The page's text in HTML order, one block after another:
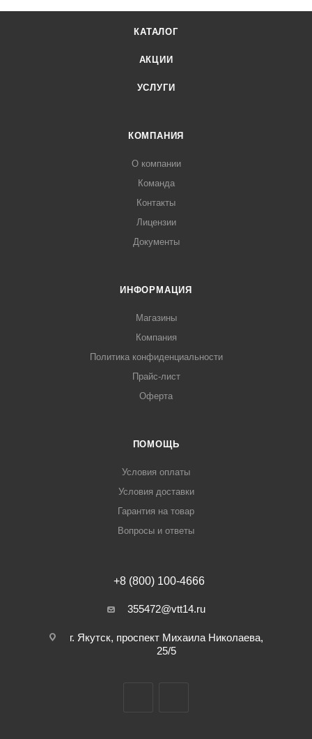
КАТАЛОГ
АКЦИИ
УСЛУГИ
КОМПАНИЯ
О компании
Команда
Контакты
Лицензии
Документы
ИНФОРМАЦИЯ
Магазины
Компания
Политика конфиденциальности
Прайс-лист
Оферта
ПОМОЩЬ
Условия оплаты
Условия доставки
Гарантия на товар
Вопросы и ответы
+8 (800) 100-4666
355472@vtt14.ru
г. Якутск, проспект Михаила Николаева,
25/5